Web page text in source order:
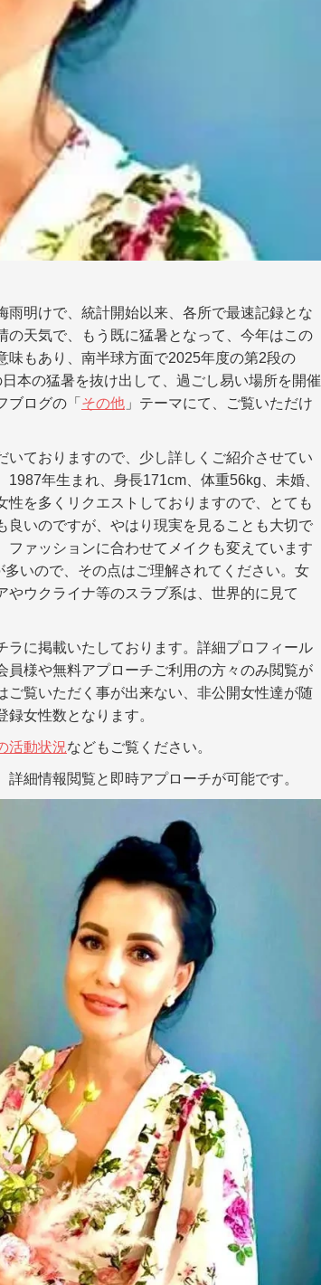
明けで、統計開始以来、各所で最速記録とな
の天気で、もう既に猛暑となって、今年はこの
もあり、南半球方面で2025年度の第2段の
本の猛暑を抜け出して、過ごし易い場所を開催
ブログの「 その他 」テーマにて、ご覧いただけ
いておりますので、少し詳しくご紹介させてい
年生まれ、身長171cm、体重56kg、未婚、
を多くリクエストしておりますので、とても
良いのですが、やはり現実を見ることも大切で
ァッションに合わせてメイクも変えています
いので、その点はご理解されてください。女
ウクライナ等のスラブ系は、世界的に見て
に掲載いたしております。詳細プロフィール
様や無料アプローチご利用の方々のみ閲覧が
ご覧いただく事が出来ない、非公開女性達が随
女性数となります。
活動状況などもご覧ください。
細情報閲覧と即時アプローチが可能です。